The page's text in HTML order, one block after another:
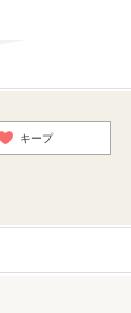
キープ